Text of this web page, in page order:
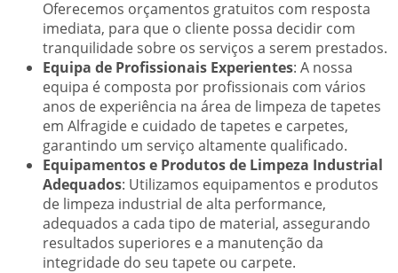
Oferecemos orçamentos gratuitos com resposta
imediata, para que o cliente possa decidir com
tranquilidade sobre os serviços a serem prestados.
Equipa de Profissionais Experientes: A nossa
equipa é composta por profissionais com vários
anos de experiência na área de limpeza de tapetes
em Alfragide e cuidado de tapetes e carpetes,
garantindo um serviço altamente qualificado.
Equipamentos e Produtos de Limpeza Industrial
Adequados: Utilizamos equipamentos e produtos
de limpeza industrial de alta performance,
adequados a cada tipo de material, assegurando
resultados superiores e a manutenção da
integridade do seu tapete ou carpete.